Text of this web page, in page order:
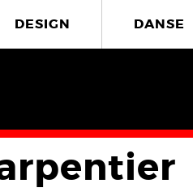
DESIGN DANSE